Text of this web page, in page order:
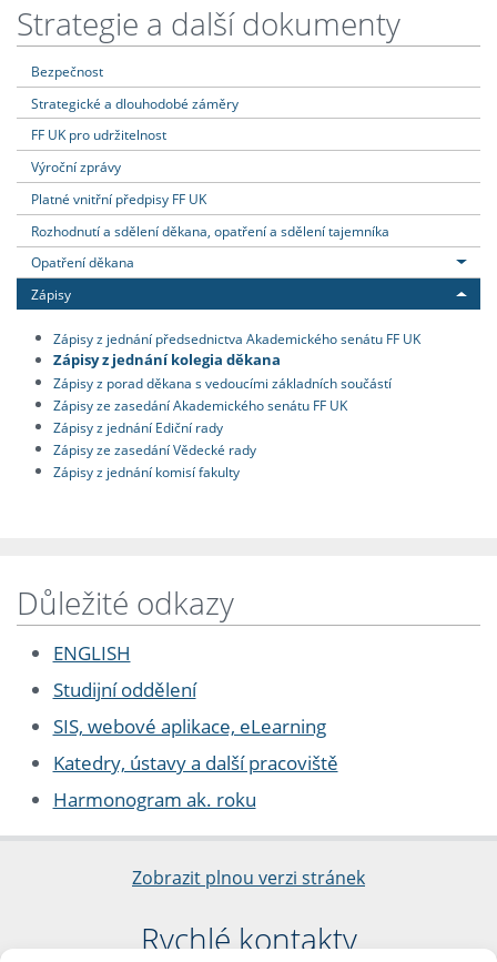
Strategie a další dokumenty
Bezpečnost
Strategické a dlouhodobé záměry
FF UK pro udržitelnost
Výroční zprávy
Platné vnitřní předpisy FF UK
Rozhodnutí a sdělení děkana, opatření a sdělení tajemníka
Opatření děkana
Zápisy
Zápisy z jednání předsednictva Akademického senátu FF UK
Zápisy z jednání kolegia děkana
Zápisy z porad děkana s vedoucími základních součástí
Zápisy ze zasedání Akademického senátu FF UK
Zápisy z jednání Ediční rady
Zápisy ze zasedání Vědecké rady
Zápisy z jednání komisí fakulty
Důležité odkazy
ENGLISH
Studijní oddělení
SIS, webové aplikace, eLearning
Katedry, ústavy a další pracoviště
Harmonogram ak. roku
Zobrazit plnou verzi stránek
Rychlé kontakty